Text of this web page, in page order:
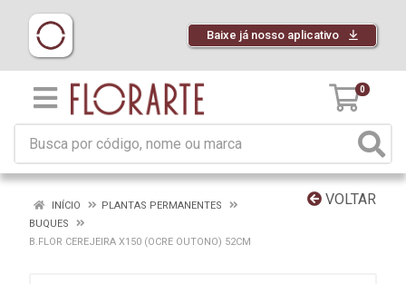
Baixe já nosso aplicativo
0
VOLTAR
INÍCIO
PLANTAS PERMANENTES
BUQUES
B.FLOR CEREJEIRA X150 (OCRE OUTONO) 52CM